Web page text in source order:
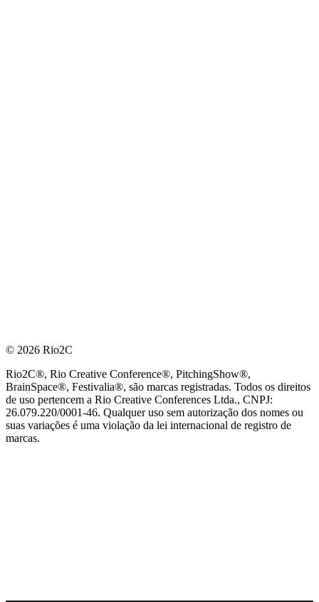
© 2026 Rio2C
Rio2C®, Rio Creative Conference®, PitchingShow®,
BrainSpace®, Festivalia®, são marcas registradas. Todos os direitos
de uso pertencem a Rio Creative Conferences Ltda., CNPJ:
26.079.220/0001-46. Qualquer uso sem autorização dos nomes ou
suas variações é uma violação da lei internacional de registro de
marcas.